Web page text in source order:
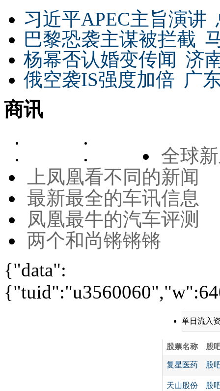
习近平APEC主旨演讲
巴黎恐袭主谋被拦截
杨幂否认婚变传闻 济
俄空袭IS强度加倍 广
商讯
全球
上凤凰看不同的新闻
最新最全的车讯信息
凤凰最牛的汽车评测
两个和尚锵锵锵
{"data":
单日流入
股票名称 股
复星医药 股
天山股份 股